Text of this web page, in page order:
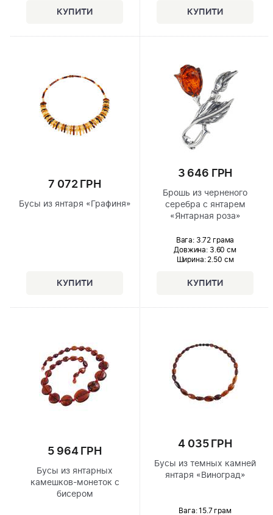
7 072 ГРН
Бусы из янтаря «Графиня»
3 646 ГРН
Брошь из черненого
серебра с янтарем
«Янтарная роза»
Вага: 3.72 грама
Довжина: 3.60 см
Ширина: 2.50 см
5 964 ГРН
Бусы из янтарных
камешков-монеток с
бисером
4 035 ГРН
Бусы из темных камней
янтаря «Виноград»
Вага: 15.7 грам